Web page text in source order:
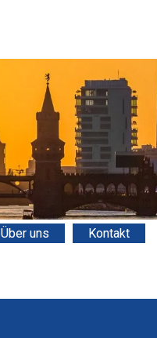
Über uns Kontakt